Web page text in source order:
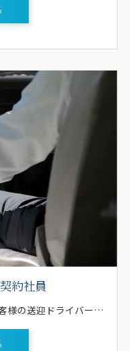
約社員
トヨタ中央自動車学校の教習生のお客様の送迎ドライバーのお仕事です。 免許を取りに見えているお客様の送迎です。安全第一の運転が求められます！ 基本に忠実な模範となる様な運転を心がけて運転をして頂きます。 運転する送迎バスは、普通車免許で乗れるバスが3台(ボクシーやハイエース)の他、主にコミューター(15人乗り)がメインです。繁忙期にはマイクロバスの運転の可能性もあります。 送迎地域は、豊田市内、およびその周辺で、通常18コースあります。 そのコース上にある、コンビニやガソリンスタンドなどの乗降ポイントに、教習生の方々を送迎します。 予約制ですので、その日によって走るコースや本数も違います。 日々走るコースが違うので、飽きません。 繁忙期はしっかり予約が入りますが、閑散期は待機時間の方が多いこともあり、体力的にはラクな仕事です。もちろんその間も給与は発生します。